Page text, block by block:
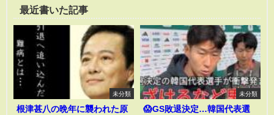
最近書いた記事
未分類
根津甚八の晩年に襲われた原
未分類
😱GS敗退決定…韓国代表選